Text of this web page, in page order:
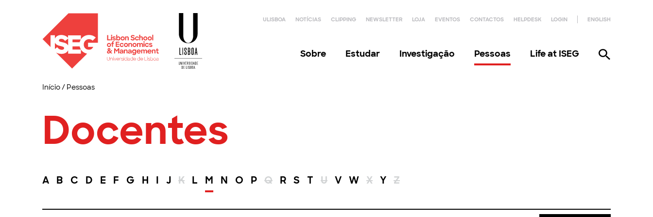
ULISBOA NOTÍCIAS CLIPPING NEWSLETTER LOJA EVENTOS CONTACTOS HELPDESK LOGIN ENGLISH
Sobre Estudar Investigação Pessoas Life at ISEG
Início/ Pessoas
Docentes
A B C D E F G H I J K L M N O P Q R S T U V W X Y Z